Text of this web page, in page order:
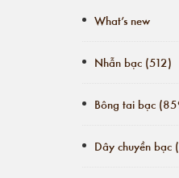
What’s new
Nhẫn bạc (512)
Bông tai bạc
Dây chuyền bạc